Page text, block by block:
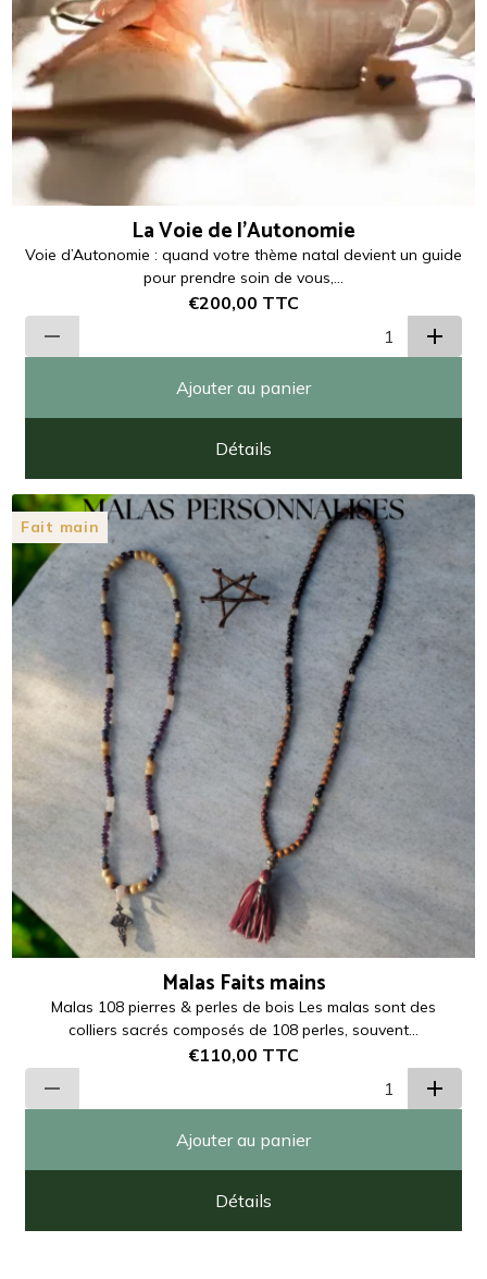
La Voie de l'Autonomie
Voie d’Autonomie : quand votre thème natal devient un guide
pour prendre soin de vous,...
€200,00 TTC
Ajouter au panier
Détails
Fait main
Malas Faits mains
Malas 108 pierres & perles de bois Les malas sont des
colliers sacrés composés de 108 perles, souvent...
€110,00 TTC
Ajouter au panier
Détails